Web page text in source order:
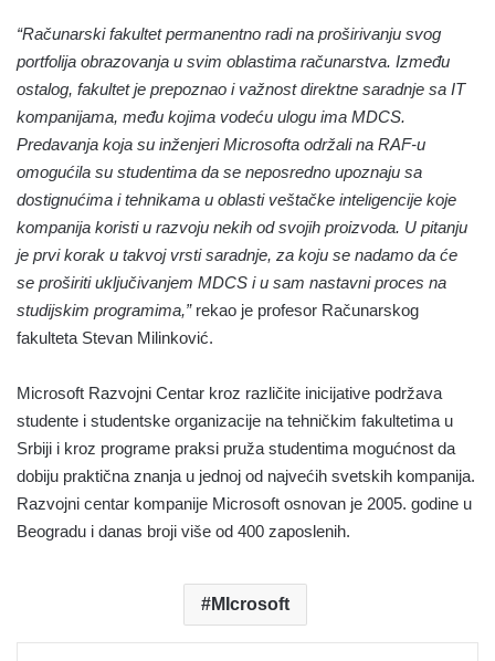
“Računarski fakultet permanentno radi na proširivanju svog
portfolija obrazovanja u svim oblastima računarstva. Između
ostalog, fakultet je prepoznao i važnost direktne saradnje sa IT
kompanijama, među kojima vodeću ulogu ima MDCS.
Predavanja koja su inženjeri Microsofta održali na RAF-u
omogućila su studentima da se neposredno upoznaju sa
dostignućima i tehnikama u oblasti veštačke inteligencije koje
kompanija koristi u razvoju nekih od svojih proizvoda. U pitanju
je prvi korak u takvoj vrsti saradnje, za koju se nadamo da će
se proširiti uključivanjem MDCS i u sam nastavni proces na
studijskim programima,” rekao je profesor Računarskog
fakulteta Stevan Milinković.
Microsoft Razvojni Centar kroz različite inicijative podržava
studente i studentske organizacije na tehničkim fakultetima u
Srbiji i kroz programe praksi pruža studentima mogućnost da
dobiju praktična znanja u jednoj od najvećih svetskih kompanija.
Razvojni centar kompanije Microsoft osnovan je 2005. godine u
Beogradu i danas broji više od 400 zaposlenih.
MIcrosoft